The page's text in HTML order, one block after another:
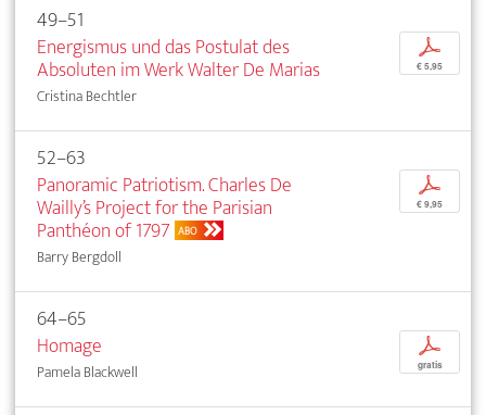
49–51
Energismus und das Postulat des
Absoluten im Werk Walter De Marias
Cristina Bechtler
p
€ 5,95
52–63
Panoramic Patriotism. Charles De
Wailly’s Project for the Parisian
Panthéon of 1797 ABO
Barry Bergdoll
p
€ 9,95
64–65
Homage
Pamela Blackwell
p
gratis